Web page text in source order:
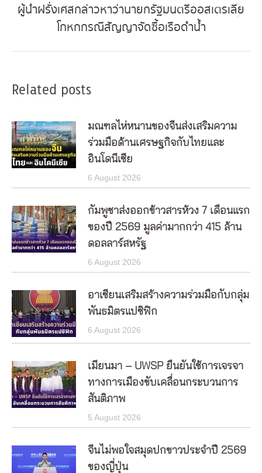
post:
ผู้นำฝรั่งเศสกล่าวหาว่านายกรัฐมนตรีออสเตรเลีย
โกหกกรณีสัญญาจัดซื้อเรือดำน้ำ
Related posts
มณฑลไห่หนานของจีนส่งเสริมความ
ร่วมมือด้านเศรษฐกิจกับไทยและ
อินโดนีเซีย
6 August 2026
กัมพูชาส่งออกข้าวสารห้วง 7 เดือนแรก
ของปี 2569 มูลค่ามากกว่า 415 ล้าน
ดอลลาร์สหรัฐ
6 August 2026
อาเซียนเสริมสร้างความร่วมมือกับกลุ่ม
พันธมิตรแปซิฟิก
6 August 2026
เมียนมา – UWSP ยืนยันใช้การเจรจา
ทางการเมืองขับเคลื่อนกระบวนการ
สันติภาพ
5 August 2026
จีนไม่พอใจสมุดปกขาวประจำปี 2569
ของญี่ปุ่น